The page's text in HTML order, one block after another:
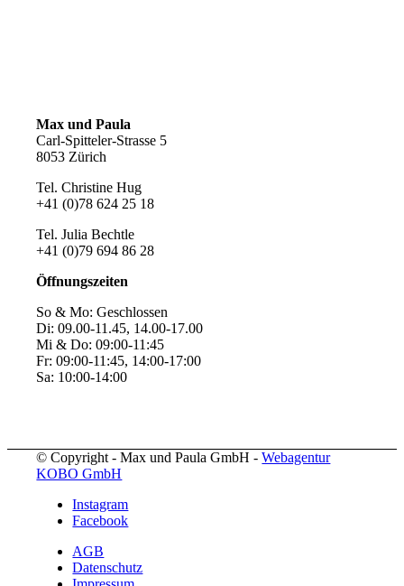
Max und Paula
Carl-Spitteler-Strasse 5
8053 Zürich
Tel. Christine Hug
+41 (0)78 624 25 18
Tel. Julia Bechtle
+41 (0)79 694 86 28
Öffnungszeiten
So & Mo: Geschlossen
Di: 09.00-11.45, 14.00-17.00
Mi & Do: 09:00-11:45
Fr: 09:00-11:45, 14:00-17:00
Sa: 10:00-14:00
© Copyright - Max und Paula GmbH -Webagentur
KOBO GmbH
Instagram
Facebook
AGB
Datenschutz